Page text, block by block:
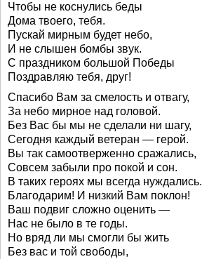
Чтобы не коснулись беды
Дома твоего, тебя.
Пускай мирным будет небо,
И не слышен бомбы звук.
С праздником большой Победы
Поздравляю тебя, друг!
Спасибо Вам за смелость и отвагу,
За небо мирное над головой.
Без Вас бы мы не сделали ни шагу,
Сегодня каждый ветеран — герой.
Вы так самоотверженно сражались,
Совсем забыли про покой и сон.
В таких героях мы всегда нуждались.
Благодарим! И низкий Вам поклон!
Ваш подвиг сложно оценить —
Нас не было в те годы.
Но вряд ли мы смогли бы жить
Без вас и той свободы,